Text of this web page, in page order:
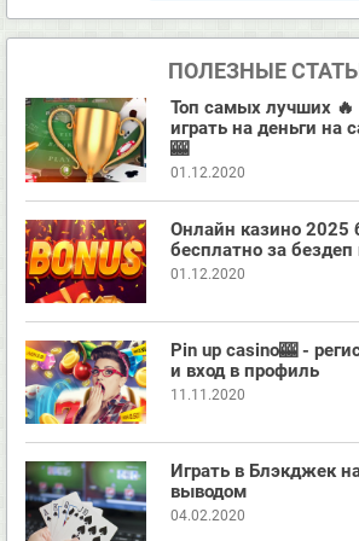
Второй вечер были недолго и проиграли
интересно, реально ли с них получить
день оказалось, что реально. Финальное
стало самым удачным. После пяти часов
Адмиралом я получил наконец свой
Но с учетом внесенных средств, чистый
всего $220. Жена проиграла 50 баксов. В
домой с минусом в $300, но с кучей
считаю, что такие поездки стоят своих
ПОЛЕЗНЫЕ
Топ самых лучших 🔥
играть на деньги на
🎰
01.12.2020
Онлайн казино 2025
бесплатно за
01.12.2020
Pin up casino🎰 -
и вход в профиль
11.11.2020
Играть в Блэкджек
выводом
04.02.2020